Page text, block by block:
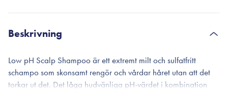
Beskrivning
Low pH Scalp Shampoo är ett extremt milt och sulfatfritt
schampo som skonsamt rengör och vårdar håret utan att det
torkar ut det. Det låga hudvänliga pH-värdet i kombination